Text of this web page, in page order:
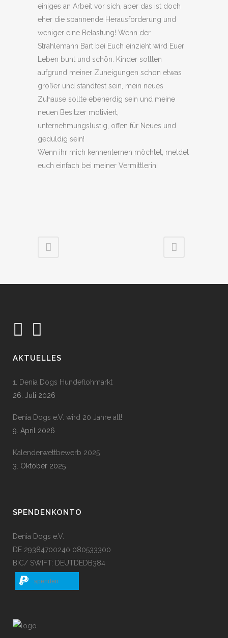
einiges an Arbeit vor sich, aber das ist doch
eher die spannende Herausforderung und
weniger eine Belastung! Wenn der
Strahlemann Bart bei Euch einzieht wird Euer
Leben bunt und schön. Kinder sollten
aufgrund meiner Zuneigungen schon etwas
größer und standfest sein, mein neues
Zuhause sollte ebenerdig sein und meine
neuen Besitzer motiviert,
unternehmungslustig, offen für Neues und
geduldig sein!
Wenn ihr mich kennenlernen möchtet, meldet
euch einfach bei meiner Vermittlerin!
AKTUELLES
1. Denia Dogs Hundeflohmarkt
26. Juli 2026
Denia Dogs e.V. wird 20 Jahre alt!
9. April 2026
Kalenderwettbewerb 2025
3. Oktober 2025
SPENDENKONTO
Denia Dogs e.V.
DE 29384700240 080533300
BIC/ SWIFT: DEUTDEDB384
spenden